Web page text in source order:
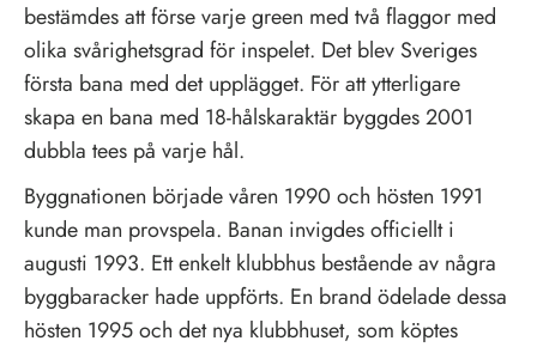
bestämdes att förse varje green med två flaggor med
olika svårighetsgrad för inspelet. Det blev Sveriges
första bana med det upplägget. För att ytterligare
skapa en bana med 18-hålskaraktär byggdes 2001
dubbla tees på varje hål.
Byggnationen började våren 1990 och hösten 1991
kunde man provspela. Banan invigdes officiellt i
augusti 1993. Ett enkelt klubbhus bestående av några
byggbaracker hade uppförts. En brand ödelade dessa
hösten 1995 och det nya klubbhuset, som köptes